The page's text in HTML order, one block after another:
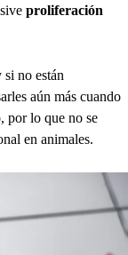
proliferación
si no están
aún más cuando
por lo que no se
en animales.